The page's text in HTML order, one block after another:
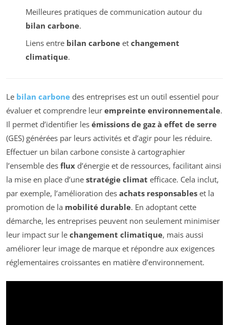
Meilleures pratiques de communication autour du
bilan carbone.
Liens entre bilan carboneet changement
climatique.
Le bilan carbone des entreprises est un outil essentiel pour
évaluer et comprendre leur empreinte environnementale.
Il permet d’identifier les émissions de gaz à effet de serre
(GES) générées par leurs activités et d’agir pour les réduire.
Effectuer un bilan carbone consiste à cartographier
l’ensemble des flux d’énergie et de ressources, facilitant ainsi
la mise en place d’une stratégie climat efficace. Cela inclut,
par exemple, l’amélioration des achats responsables et la
promotion de la mobilité durable. En adoptant cette
démarche, les entreprises peuvent non seulement minimiser
leur impact sur le changement climatique, mais aussi
améliorer leur image de marque et répondre aux exigences
réglementaires croissantes en matière d’environnement.